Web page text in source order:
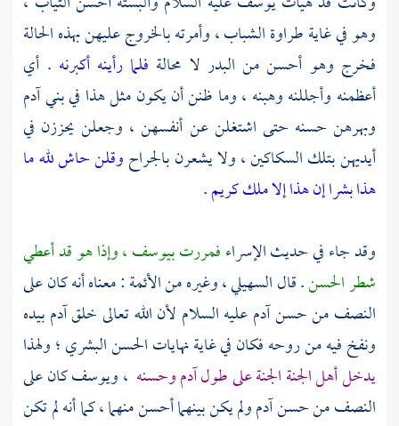
وهو في غاية طراوة الشباب ، وأمرته بالخروج عليهن بهذه الحالة
فخرج وهو أحسن من البدر لا محالة فلما رأينه أكبرنه . أي
أعظمنه وأجللنه وهبنه ، وما ظنن أن يكون مثل هذا في بني آدم
وبهرهن حسنه حتى اشتغلن عن أنفسهن ، وجعلن يحززن في
أيديهن بتلك السكاكين ، ولا يشعرن بالجراحوقلن حاش لله ما
هذا بشرا إن هذا إلا ملك كريم.
وقد جاء في حديث الإسراءفمررت بيوسف ، وإذا هو قد أعطي
شطر الحسن. قال السهيلي ، وغيره من الأئمة : معناه أنه كان على
النصف من حسنآدمعليه السلام لأن الله تعالى خلقآدمبيده
ونفخ فيه من روحه فكان في غاية نهايات الحسن البشري ؛ ولهذا
يدخل أهل الجنة الجنة على طول آدم وحسنه ،ويوسفكان على
النصف من حسنآدمولم يكن بينهما أحسن منهما ، كما أنه لم تكن